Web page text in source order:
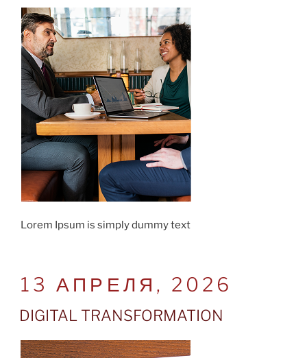
Lorem Ipsum is simply dummy text
POSTED
ON
13 АПРЕЛЯ, 2026
DIGITAL TRANSFORMATION